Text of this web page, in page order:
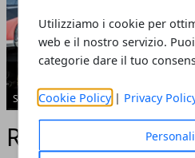
Utilizziamo i cookie per
web e il nostro servizio.
categorie dare il tuo
Cookie Policy | Privacy
SCIOPERO TRASPORTI
Ritardo del